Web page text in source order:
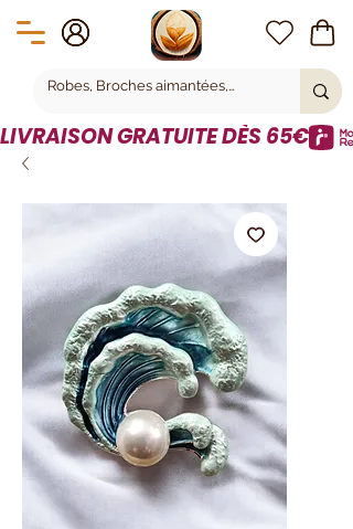
LIVRAISON GRATUITE DÈS 65€